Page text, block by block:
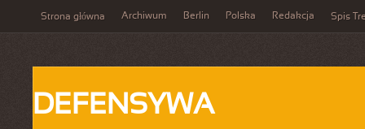
Strona główna Archiwum Berlin Polska Redakcja Spis
DEFENSYWA